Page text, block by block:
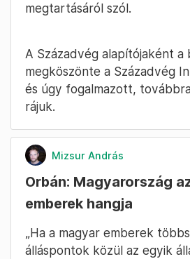
megtartásáról szól.
A Századvég alapítójaként a
megköszönte a Századvég
és úgy fogalmazott,
rájuk.
Mizsur András
Orbán: Magyarország
emberek hangja
„Ha a magyar emberek
álláspontok közül az egyik